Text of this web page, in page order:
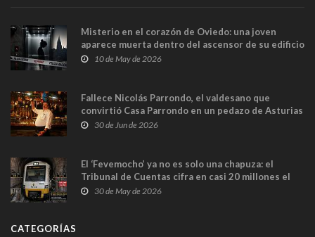
Misterio en el corazón de Oviedo: una joven
aparece muerta dentro del ascensor de su edificio
y las cámaras captan sus últimos minutos
10 de May de 2026
Fallece Nicolás Parrondo, el valdesano que
convirtió Casa Parrondo en un pedazo de Asturias
en Madrid
30 de Jun de 2026
El ‘Fevemocho’ ya no es solo una chapuza: el
Tribunal de Cuentas cifra en casi 20 millones el
sobrecoste de los trenes que no cabían por los
30 de May de 2026
CATEGORÍAS